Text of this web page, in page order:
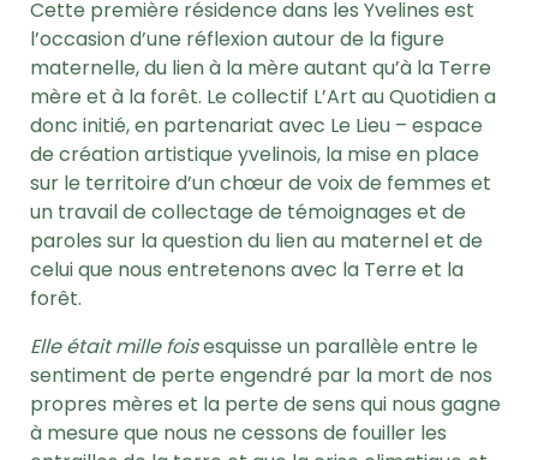
Cette première résidence dans les Yvelines est
l’occasion d’une réflexion autour de la figure
maternelle, du lien à la mère autant qu’à la Terre
mère et à la forêt. Le collectif L’Art au Quotidien a
donc initié, en partenariat avec Le Lieu – espace
de création artistique yvelinois, la mise en place
sur le territoire d’un chœur de voix de femmes et
un travail de collectage de témoignages et de
paroles sur la question du lien au maternel et de
celui que nous entretenons avec la Terre et la
forêt.
Elle était mille foisesquisse un parallèle entre le
sentiment de perte engendré par la mort de nos
propres mères et la perte de sens qui nous gagne
à mesure que nous ne cessons de fouiller les